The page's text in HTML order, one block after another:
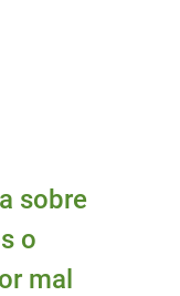
sobre
o
mal